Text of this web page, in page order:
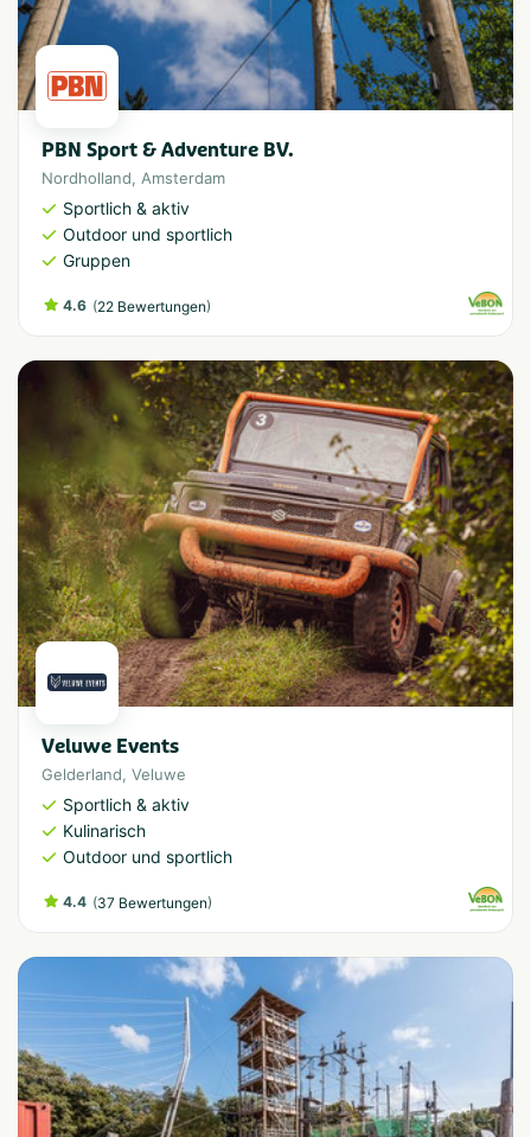
PBN Sport & Adventure BV.
Nordholland, Amsterdam
Sportlich & aktiv
Outdoor und sportlich
Gruppen
4.6 (22 Bewertungen)
Veluwe Events
Gelderland, Veluwe
Sportlich & aktiv
Kulinarisch
Outdoor und sportlich
4.4 (37 Bewertungen)